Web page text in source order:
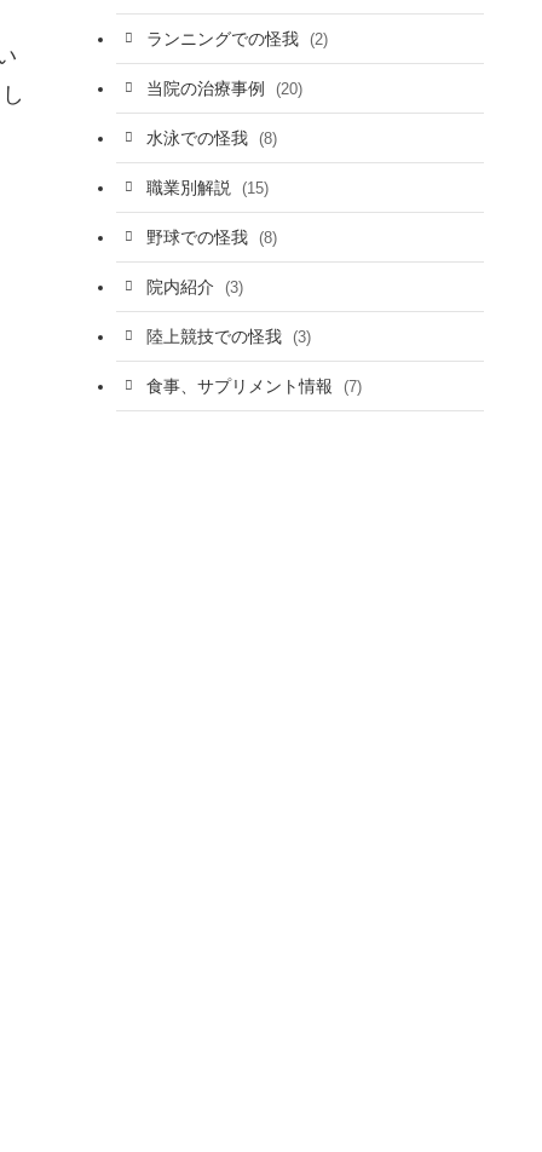
ランニングでの怪我 (2)
当院の治療事例 (20)
水泳での怪我 (8)
職業別解説 (15)
野球での怪我 (8)
院内紹介 (3)
陸上競技での怪我 (3)
食事、サプリメント情報 (7)